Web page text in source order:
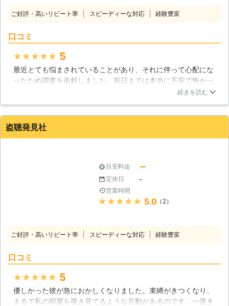
ご好評・高いリピート率 スピーディーな対応 経験豊富
口コミ
★★★★★ 5
最近とても悩まされていることがあり、それに伴って心配にな
ったため調査を依頼しました。前日までは本当に不安で怖かっ
たんですが、来てくれたスタッフさんが明るく気さくな方で、
あってほしくはないんですが、もし困ったことがあったらまた
こちらにお願いしたいです。
続きを読む
盗聴発見社
目安料金 ー
定休日 -
営業時間
★★★★★ 5.0（2）
ご好評・高いリピート率 スピーディーな対応 経験豊富
口コミ
★★★★★ 5
優しかった彼が急におかしくなりました。束縛がきつくなり、
まるで私の部屋を覗き見てるような言動があるのです。一度き